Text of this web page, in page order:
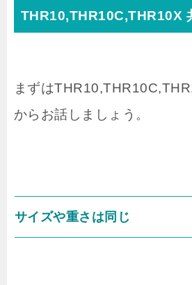
THR10,THR10C,THR10X
まずは
からお話しましょう。
サイズや重さは同じ